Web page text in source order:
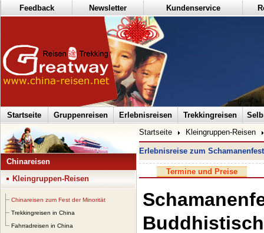
Feedback Newsletter Kundenservice
Startseite Gruppenreisen Erlebnisreisen Trekkingreisen
Chinareisen
Kleingruppen-Reisen
Chinareisen zum Fest der Minorität
Trekkingreisen in China
Fahrradreisen in China
Startseite Kleingruppen-Reisen
Erlebnisreise zum
Termine und Preise